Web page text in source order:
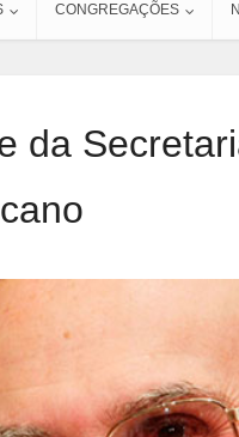
CONGREGAÇÕES
da